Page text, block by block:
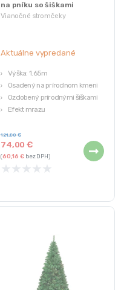
Vianočné stromčeky
na pníku so šiškami
PREMIUM | 1.65m
Aktuálne vypredané
Výška: 1.65m
Osadený na prírodnom kmeni
Ozdobený prírodnými šiškami
Efekt mrazu
74,00€
121,80€
(60,16€bez DPH)
★ ★ ★ ★ ★